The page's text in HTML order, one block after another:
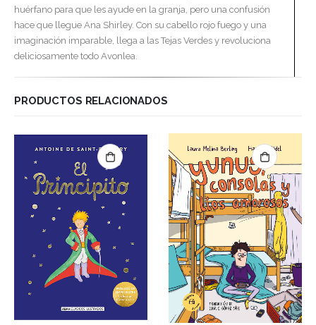
huérfano para que les ayude en la granja, pero una confusión
hace que llegue Ana Shirley. Con su cabello rojo fuego y una
imaginación imparable, llega a las Tejas Verdes y revoluciona
deliciosamente todo Avonlea.
PRODUCTOS RELACIONADOS